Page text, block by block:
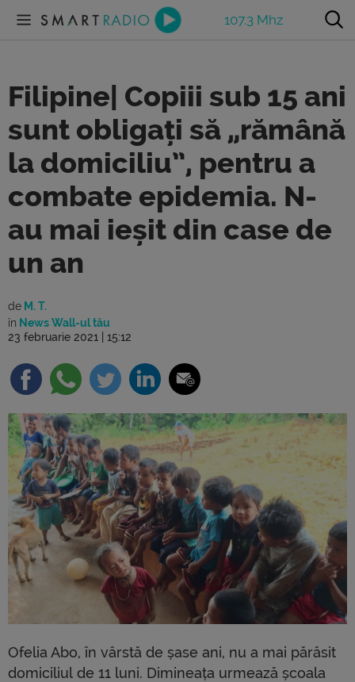
107.3 Mhz
Filipine| Copiii sub 15 ani
sunt obligați să „rămână
la domiciliu”, pentru a
combate epidemia. N-
au mai ieșit din case de
un an
de M. T.
în News Wall-ul tău
23 februarie 2021 | 15:12
Ofelia Abo, în vârstă de șase ani, nu a mai părăsit
domiciliul de 11 luni. Dimineața urmează școala